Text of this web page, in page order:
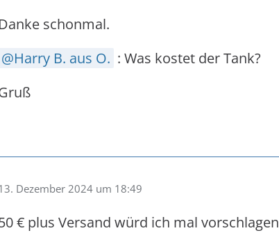
Danke schonmal.
Harry B. aus O. : Was kostet der Tank?
Dezember 2024 um 18:49
€ plus Versand würd ich mal vorschlagen